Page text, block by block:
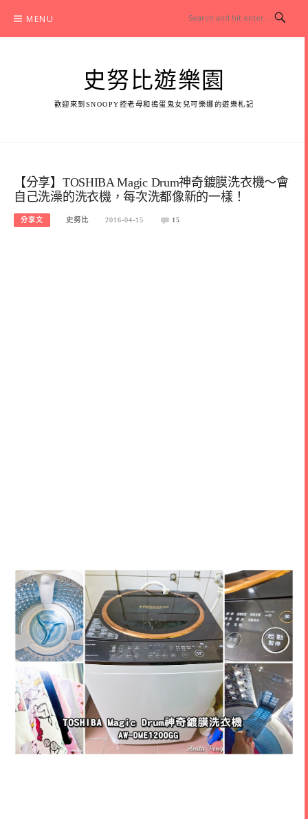
content
MENU
史努比遊樂園
歡迎來到SNOOPY控老母和搗蛋鬼女兒可樂娜的遊樂札記
【分享】TOSHIBA Magic Drum神奇鍍膜洗衣機～會
自己洗澡的洗衣機，每次洗都像新的一樣！
分享文 史努比 2016-04-15 15